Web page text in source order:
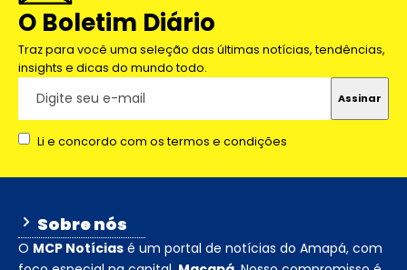
O Boletim Diário
Traz para você uma seleção das últimas notícias, tendências,
insights e dicas do mundo todo.
Li e concordo com os termos e condições
Sobre nós
O MCP Notícias é um portal de notícias do Amapá, com